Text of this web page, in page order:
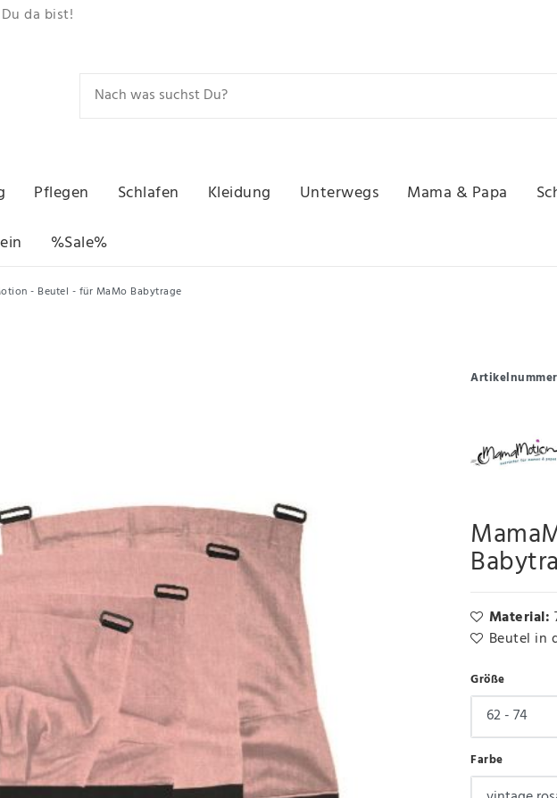
da bist!
Pflegen Schlafen Kleidung Unterwegs Mama & Papa
%Sale%
- Beutel - für MaMo Babytrage
Artikelnummer
Material:
Beutel in
Größe
Farbe